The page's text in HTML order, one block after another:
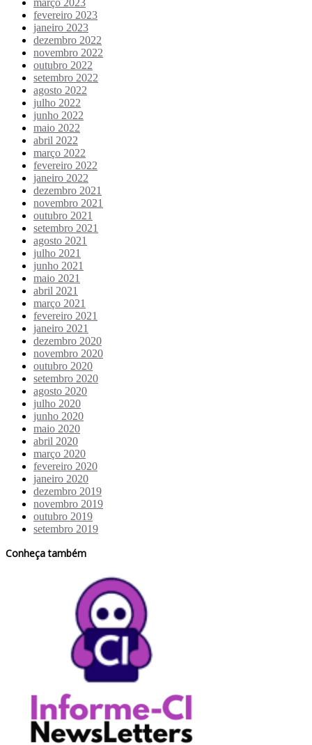
março 2023
fevereiro 2023
janeiro 2023
dezembro 2022
novembro 2022
outubro 2022
setembro 2022
agosto 2022
julho 2022
junho 2022
maio 2022
abril 2022
março 2022
fevereiro 2022
janeiro 2022
dezembro 2021
novembro 2021
outubro 2021
setembro 2021
agosto 2021
julho 2021
junho 2021
maio 2021
abril 2021
março 2021
fevereiro 2021
janeiro 2021
dezembro 2020
novembro 2020
outubro 2020
setembro 2020
agosto 2020
julho 2020
junho 2020
maio 2020
abril 2020
março 2020
fevereiro 2020
janeiro 2020
dezembro 2019
novembro 2019
outubro 2019
setembro 2019
Conheça também